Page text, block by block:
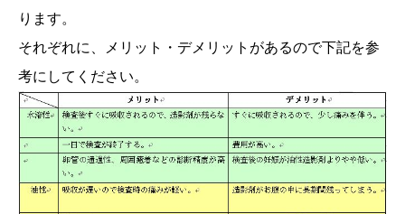
ります。
それぞれに、メリット・デメリットがあるので下記を参
考にしてください。